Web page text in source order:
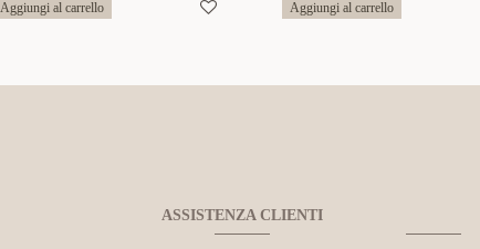
Aggiungi al carrello Aggiungi al carrello
ASSISTENZA CLIENTI